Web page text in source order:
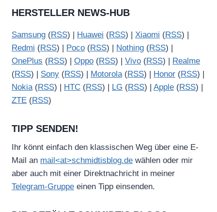
HERSTELLER NEWS-HUB
Samsung (RSS) | Huawei (RSS) | Xiaomi (RSS) |
Redmi (RSS) | Poco (RSS) | Nothing (RSS) |
OnePlus (RSS) | Oppo (RSS) | Vivo (RSS) |
Realme
(RSS) | Sony (RSS) | Motorola(RSS) | Honor (RSS) |
Nokia(RSS) | HTC (RSS) | LG (RSS) | Apple (RSS) |
ZTE (RSS)
TIPP SENDEN!
Ihr könnt einfach den klassischen Weg über eine E-
Mail an mail<at>schmidtisblog.de wählen oder mir
aber auch mit einer Direktnachricht in meiner
Telegram-Gruppe einen Tipp einsenden.